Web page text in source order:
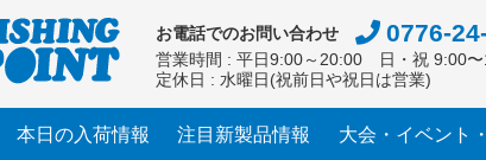
お電話でのお問い合わせ 0776-
営業時間 : 平日9:00～20:00 日・祝 9:00
定休日 : 水曜日(祝前日や祝日は営業)
本日の入荷情報 注目新製品情報 大会・イベント